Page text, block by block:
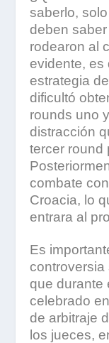
saberlo,
deben
rodearon al
evidente, es
estrategia
dificultó
rounds uno
distracción
tercer round
combate
Croacia, lo
entrara al
Es
controversia
que durante
celebrado
de arbitraje
los jueces,